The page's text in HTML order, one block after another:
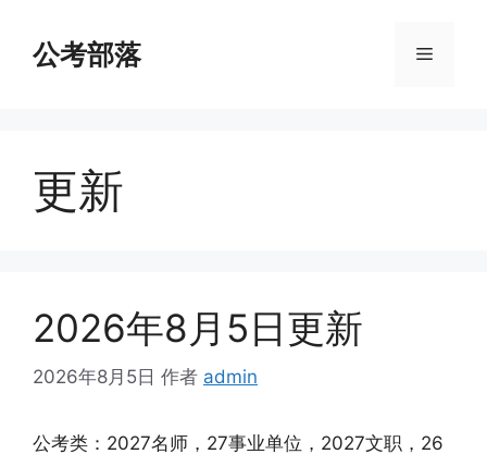
公考部落 菜
更新
2026年8月5日更新
2026年8月5日 作者 admin
公考类：2027名师，27事业单位，2027文职，26